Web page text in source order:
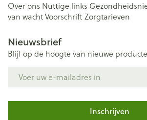
Over ons Nuttige links
van wachtVoorschriftZorgtarieven
Nieuwsbrief
Blijf op de hoogte van nieuwe
Inschrijven